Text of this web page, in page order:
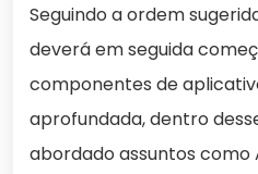
Seguindo a ordem
deverá em seguida
componentes de
aprofundada, dentro
abordado assuntos